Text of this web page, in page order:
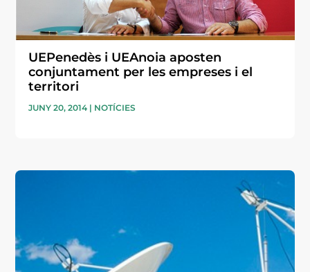
UEPenedès i UEAnoia aposten
conjuntament per les empreses i el
territori
JUNY 20, 2014 | NOTÍCIES